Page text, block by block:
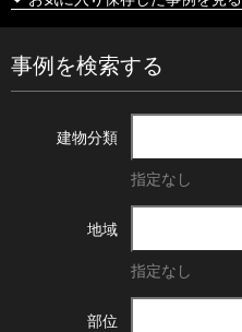
事例を検索する
建物分類
指定なし
地域
指定なし
部位